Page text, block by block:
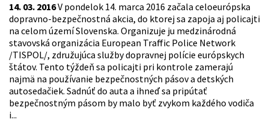
14. 03. 2016V pondelok 14. marca 2016 začala celoeurópska
dopravno-bezpečnostná akcia, do ktorej sa zapoja aj policajti
na celom území Slovenska. Organizuje ju medzinárodná
stavovská organizácia European Traffic Police Network
/TISPOL/, združujúca služby dopravnej polície európskych
štátov. Tento týždeň sa policajti pri kontrole zamerajú
najmä na používanie bezpečnostných pásov a detských
autosedačiek. Sadnúť do auta a ihneď sa pripútať
bezpečnostným pásom by malo byť zvykom každého vodiča
i...